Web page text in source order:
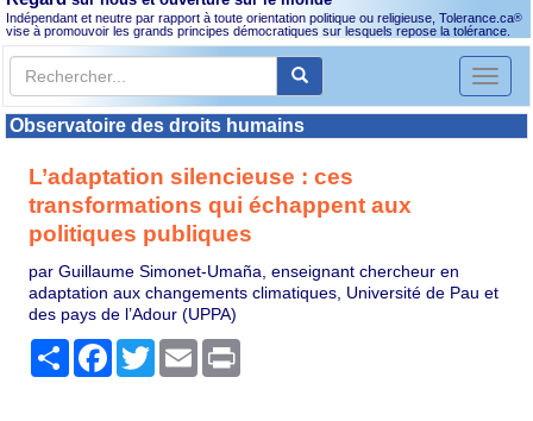
Indépendant et neutre par rapport à toute orientation politique ou religieuse, Tolerance.ca®
vise à promouvoir les grands principes démocratiques sur lesquels repose la tolérance.
Toggle
Observatoire des droits humains
L’adaptation silencieuse : ces
transformations qui échappent aux
politiques publiques
par Guillaume Simonet-Umaña, enseignant chercheur en
adaptation aux changements climatiques, Université de Pau et
des pays de l’Adour (UPPA)
PartagerFacebook
TwitterEmail